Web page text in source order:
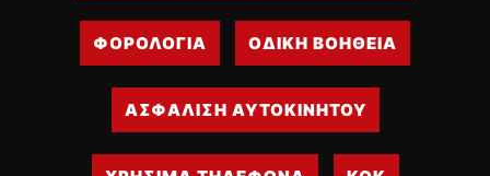
ΦΟΡΟΛΟΓΙΑ ΟΔΙΚΗ ΒΟΗΘΕΙΑ
ΑΣΦΑΛΙΣΗ ΑΥΤΟΚΙΝΗΤΟΥ